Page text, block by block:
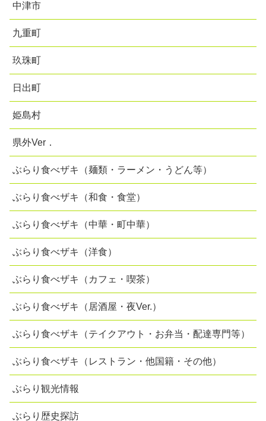
中津市
九重町
玖珠町
日出町
姫島村
県外Ver．
ぶらり食べザキ（麺類・ラーメン・うどん等）
ぶらり食べザキ（和食・食堂）
ぶらり食べザキ（中華・町中華）
ぶらり食べザキ（洋食）
ぶらり食べザキ（カフェ・喫茶）
ぶらり食べザキ（居酒屋・夜Ver.）
ぶらり食べザキ（テイクアウト・お弁当・配達専門等）
ぶらり食べザキ（レストラン・他国籍・その他）
ぶらり観光情報
ぶらり歴史探訪